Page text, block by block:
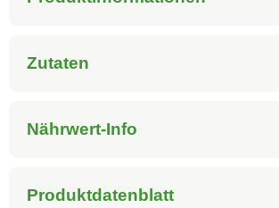
Zutaten
Nährwert-Info
Produktdatenblatt